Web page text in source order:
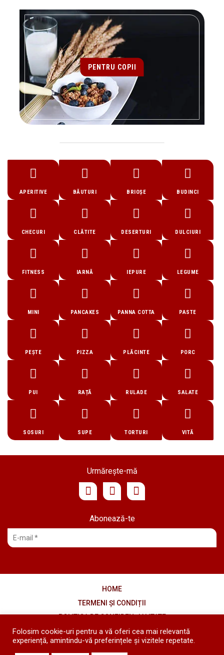
APERITIVE BĂUTURI BRIOȘE BUDINCI
CHECURI CLĂTITE DESERTURI DULCIURI
FITNESS IARNĂ IEPURE LEGUME
MINI PANCAKES PANNA COTTA PASTE
PEȘTE PIZZA PLĂCINTE PORC
PUI RAȚĂ RULADE SALATE
SOSURI SUPE TORTURI VITĂ
PENTRU COPII
Abonează-te
Urmărește-mă
HOME
TERMENI ȘI CONDIȚII
POLITICA DE CONFIDENȚIALITATE
COOKIES
Folosim cookie-uri pentru a vă oferi cea mai relevantă
experiență, amintindu-vă preferințele și vizitele repetate.